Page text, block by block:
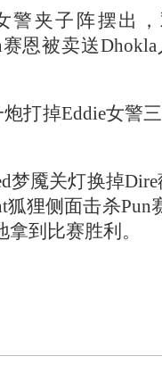
警夹子阵摆出
恩被卖送
炮打掉Eddie女警
梦魇关灯换掉
狐狸侧面击杀Pun
到比赛胜利。